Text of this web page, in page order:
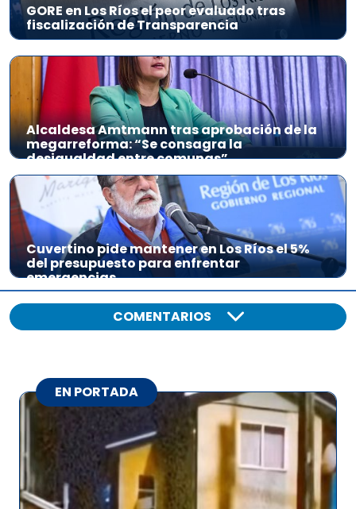
GORE en Los Ríos el peor evaluado tras
fiscalización de Transparencia
Alcaldesa Amtmann tras aprobación de la
megarreforma: “Se consagra la
desigualdad entre comunas”
Cuvertino pide mantener en Los Ríos el 5%
del presupuesto para enfrentar
emergencias
COMENTARIOS
EN PORTADA